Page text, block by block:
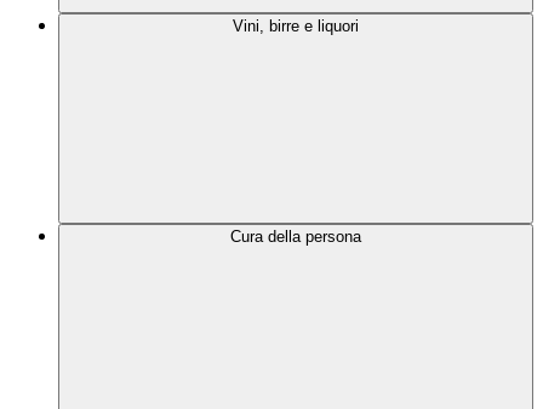
Vini, birre e liquori
Cura della persona